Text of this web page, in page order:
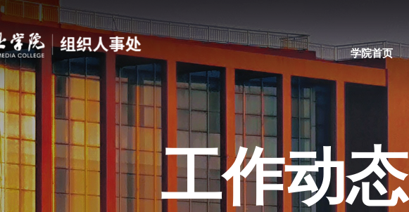
学院首页
工作动态